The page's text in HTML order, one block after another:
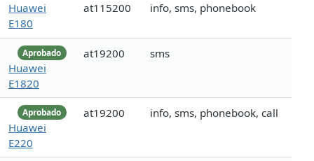
Huawei
E180
at115200 info, sms, phonebook
Aprobado
Huawei
E1820
at19200 sms
Aprobado
Huawei
E220
at19200 info, sms, phonebook, call